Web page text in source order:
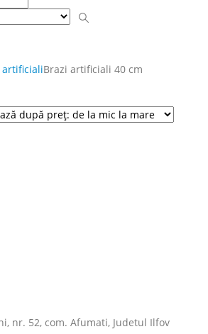
artificialiBrazi artificiali 40 cm
nr. 52, com. Afumati, Judetul Ilfov